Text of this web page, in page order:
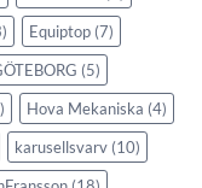
Equiptop (7)
(5)
Hova Mekaniska (4)
karusellsvarv (10)